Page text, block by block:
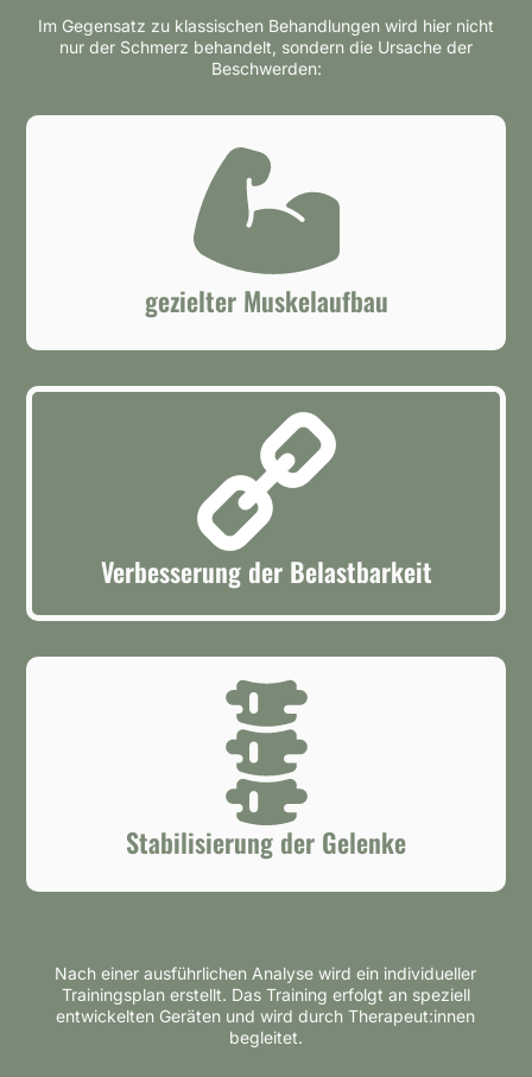
Im Gegensatz zu klassischen Behandlungen wird hier nicht
nur der Schmerz behandelt, sondern die Ursache der
Beschwerden:
gezielter Muskelaufbau
Verbesserung der Belastbarkeit
Stabilisierung der Gelenke
Nach einer ausführlichen Analyse wird ein individueller
Trainingsplan erstellt. Das Training erfolgt an speziell
entwickelten Geräten und wird durch Therapeut:innen
begleitet.